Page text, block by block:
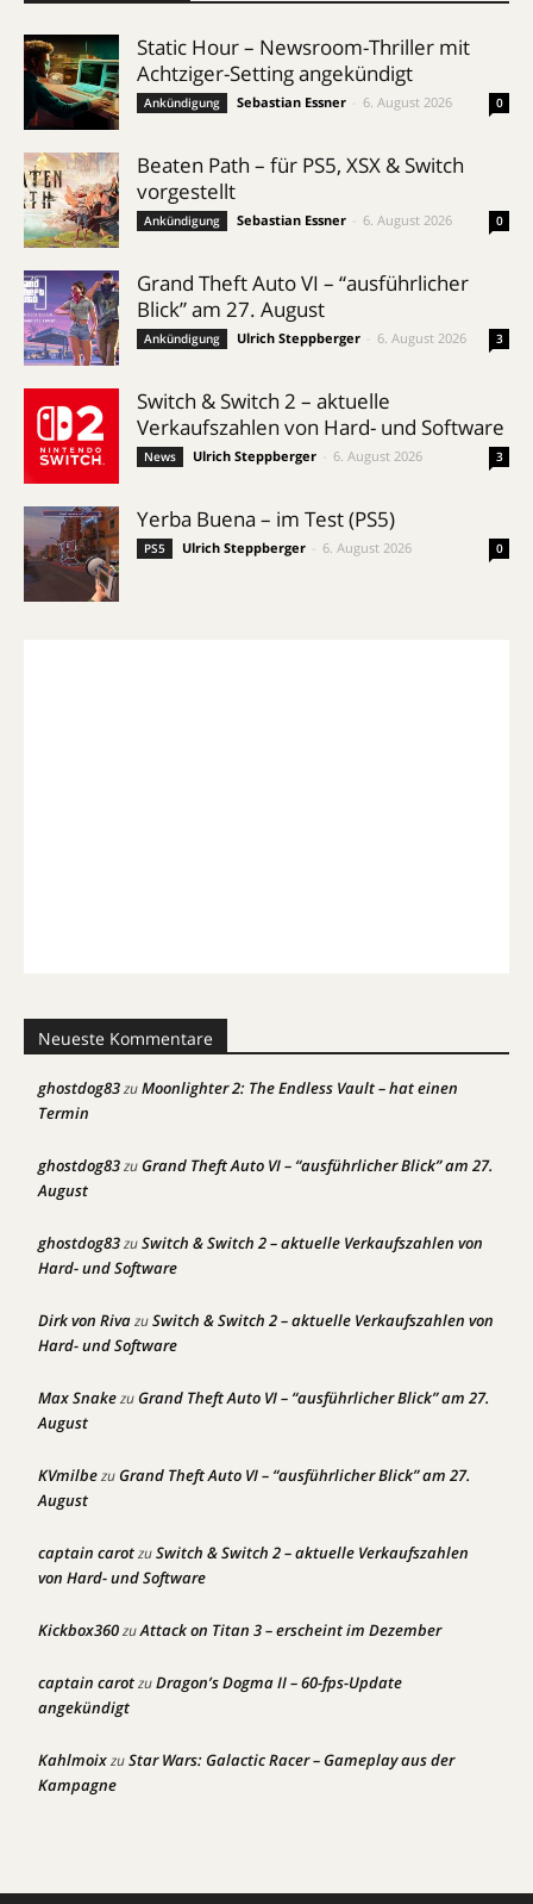
Static Hour – Newsroom-Thriller mit
Achtziger-Setting angekündigt
Ankündigung Sebastian Essner 6. August 2026 0
Beaten Path – für PS5, XSX & Switch
vorgestellt
Ankündigung Sebastian Essner 6. August 2026 0
Grand Theft Auto VI – “ausführlicher
Blick” am 27. August
Ankündigung Ulrich Steppberger 6. August 2026 3
Switch & Switch 2 – aktuelle
Verkaufszahlen von Hard- und Software
News Ulrich Steppberger 6. August 2026 3
Yerba Buena – im Test (PS5)
PS5 Ulrich Steppberger 6. August 2026 0
Neueste Kommentare
ghostdog83zuMoonlighter 2: The Endless Vault – hat einen
Termin
ghostdog83zuGrand Theft Auto VI – “ausführlicher Blick” am 27.
August
ghostdog83zuSwitch & Switch 2 – aktuelle Verkaufszahlen von
Hard- und Software
Dirk von RivazuSwitch & Switch 2 – aktuelle Verkaufszahlen von
Hard- und Software
Max SnakezuGrand Theft Auto VI – “ausführlicher Blick” am 27.
August
KVmilbezuGrand Theft Auto VI – “ausführlicher Blick” am 27.
August
captain carotzuSwitch & Switch 2 – aktuelle Verkaufszahlen
von Hard- und Software
Kickbox360zuAttack on Titan 3 – erscheint im Dezember
captain carotzuDragon’s Dogma II – 60-fps-Update
angekündigt
KahlmoixzuStar Wars: Galactic Racer – Gameplay aus der
Kampagne